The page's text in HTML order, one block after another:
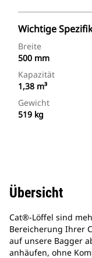
Wichtige
Breite
500 mm
Kapazität
1,38 m³
Gewicht
519 kg
Übersicht
Cat®-Löffel sind
Bereicherung Ihrer
auf unsere Bagger
anhäufen, ohne